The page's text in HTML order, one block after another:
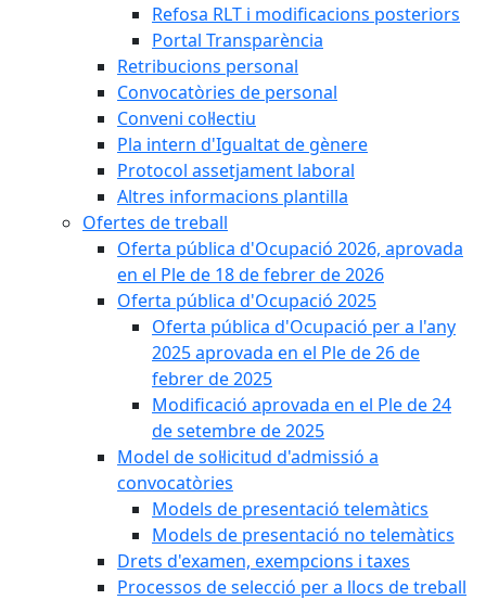
Refosa RLT i modificacions posteriors
Portal Transparència
Retribucions personal
Convocatòries de personal
Conveni col·lectiu
Pla intern d'Igualtat de gènere
Protocol assetjament laboral
Altres informacions plantilla
Ofertes de treball
Oferta pública d'Ocupació 2026, aprovada
en el Ple de 18 de febrer de 2026
Oferta pública d'Ocupació 2025
Oferta pública d'Ocupació per a l'any
2025 aprovada en el Ple de 26 de
febrer de 2025
Modificació aprovada en el Ple de 24
de setembre de 2025
Model de sol·licitud d'admissió a
convocatòries
Models de presentació telemàtics
Models de presentació no telemàtics
Drets d'examen, exempcions i taxes
Processos de selecció per a llocs de treball